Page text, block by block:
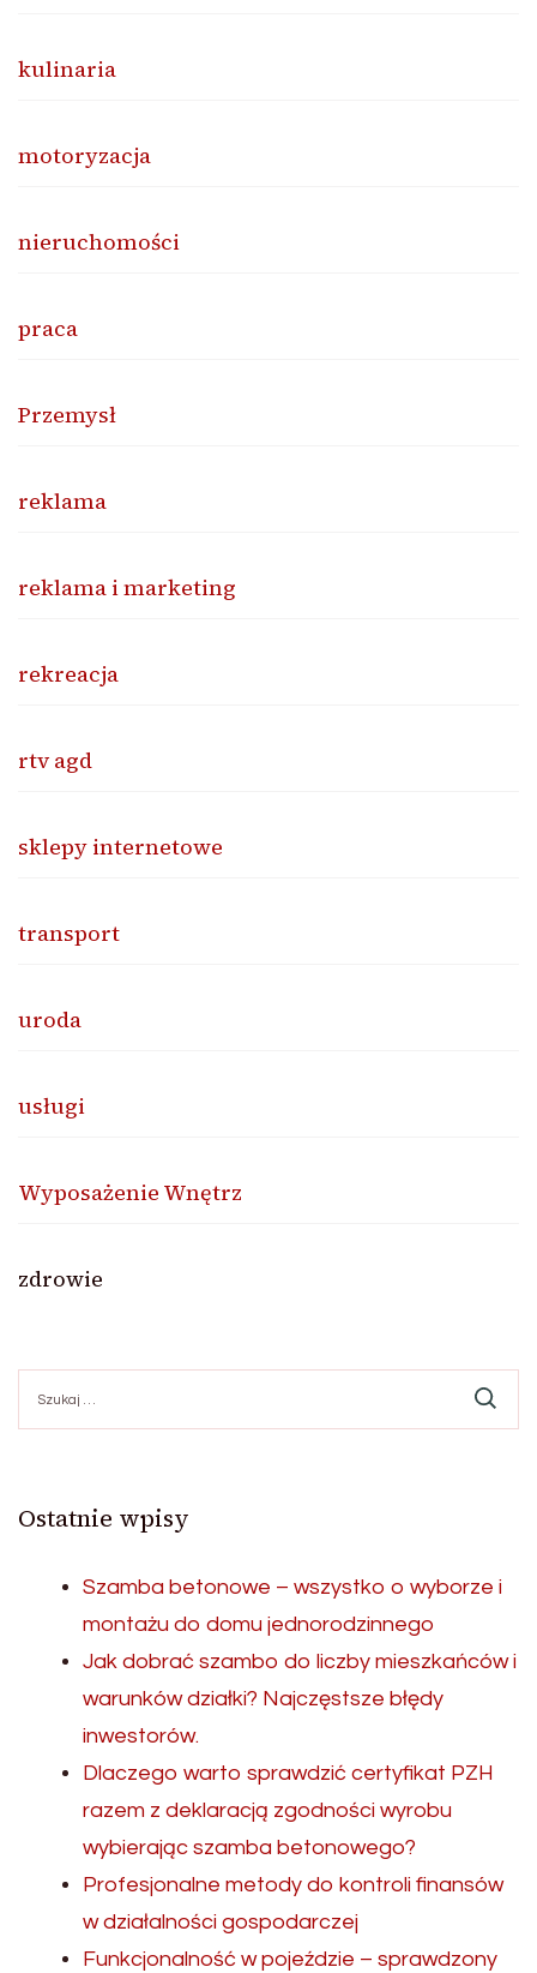
kulinaria
motoryzacja
nieruchomości
praca
Przemysł
reklama
reklama i marketing
rekreacja
rtv agd
sklepy internetowe
transport
uroda
usługi
Wyposażenie Wnętrz
zdrowie
Ostatnie wpisy
Szamba betonowe – wszystko o wyborze i
montażu do domu jednorodzinnego
Jak dobrać szambo do liczby mieszkańców i
warunków działki? Najczęstsze błędy
inwestorów.
Dlaczego warto sprawdzić certyfikat PZH
razem z deklaracją zgodności wyrobu
wybierając szamba betonowego?
Profesjonalne metody do kontroli finansów
w działalności gospodarczej
Funkcjonalność w pojeździe – sprawdzony